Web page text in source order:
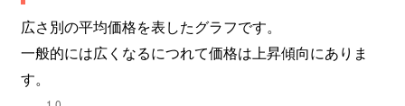
広さ別の平均価格を表したグラフです。
一般的には広くなるにつれて価格は上昇傾向にありま
す。